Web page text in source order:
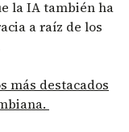
la IA también ha
a raíz de los
más destacados